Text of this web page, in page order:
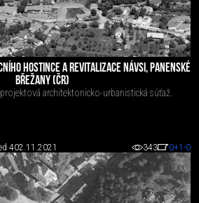
HOSTINCE A REVITALIZACE NÁVSI, PANENSKÉ
BŘEŽANY (ČR)
architektonicko-urbanistická súťaž.
402.11.2021 343 0+1 -0